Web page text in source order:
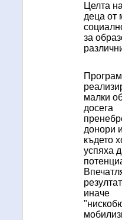
Целта
деца от
за
малки
досега
донори
където
успяха
иначе